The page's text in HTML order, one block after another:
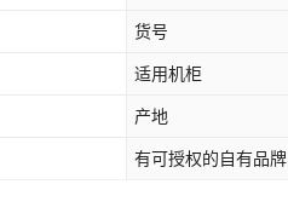
货号
适用机柜
产地
有可授权的自有品牌